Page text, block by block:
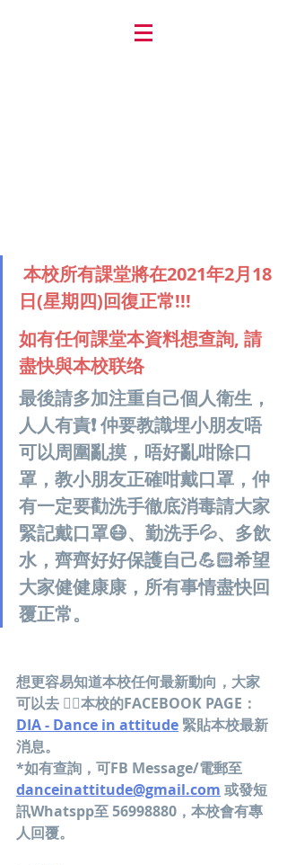
日(星期四)回復正常!!!
如有任何課堂本資料想查詢, 請
盡快與本校联络
最後請多加注重自己個人衛生，
人人有責❗️ 仲要教識埋小朋友唔
可以周圍亂摸，唔好亂咁除口
罩，教小朋友正確咁戴口罩，仲
有一定要勸洗手徹底消毒請大家
緊記戴口罩😷、勤洗手💦、多飲
水，齊齊好好保護自己💪🏻希望
大家健健康康，所有事情盡快回
覆正常。
想更容易知道本校任何最新動向，大家
可以去 👍🏻本校的FACEBOOK PAGE：
DIA - Dance in attitude 緊貼本校最新
消息。
*如有查詢，可FB Message/電郵至
danceinattitude@gmail.com 或發短
訊Whatspp至 56998880，本校會有專
人回覆。